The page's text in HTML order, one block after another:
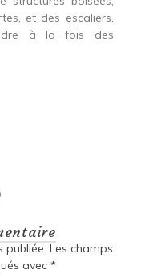
et des escaliers.
à la fois des
publiée. Les champs
avec *